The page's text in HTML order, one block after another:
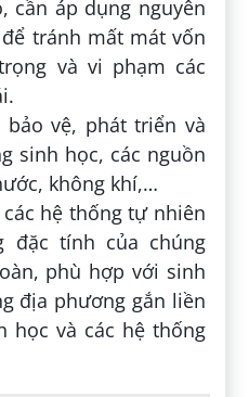
cần áp dụng nguyên
tránh mất mát vốn
và vi phạm các
vệ, phát triển và
sinh học, các nguồn
không khí,…
hệ thống tự nhiên
đặc tính của chúng
phù hợp với sinh
địa phương gắn liền
học và các hệ thống